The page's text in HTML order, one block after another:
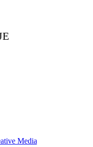
Media